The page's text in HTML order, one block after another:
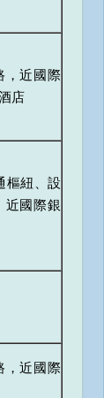
，近國際
店
樞紐、設
近國際銀
，近國際